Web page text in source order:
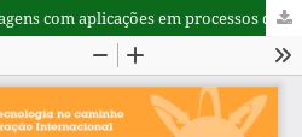
Sistema de servo e modelagens com aplicações em processos de controle